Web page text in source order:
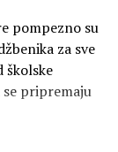
pompezno su
za sve
školske
pripremaju